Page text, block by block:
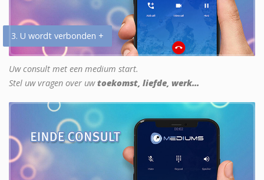
3. U wordt verbonden +
Uw consult met een medium start.
Stel uw vragen over uwtoekomst, liefde, werk...